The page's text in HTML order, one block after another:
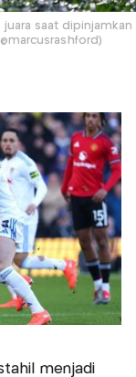
juara saat dipinjamkan
menjadi